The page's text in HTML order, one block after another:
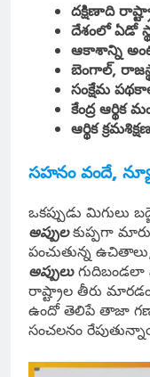
దక్షిణాది
దేశంలో ఏడో
ఆకాశాన్ని
బెంగాల్,
సంక్షేమ
కేంద్ర ఆర్థిక
ఆర్థిక
సహనం వందే,
ఒకప్పుడు మిగులు
అప్పులకుప్పగా
పంచుతున్న
అప్పులుగుదిబండలా
రాష్ట్రాల తీరు
ఉందో తెలిపే తాజా
సంచలనం